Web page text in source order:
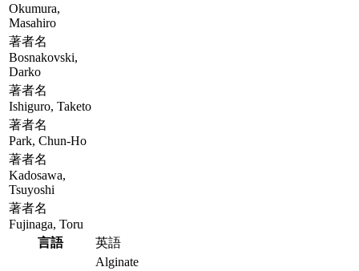
Okumura,
Masahiro
著者名
Bosnakovski,
Darko
著者名
Ishiguro, Taketo
著者名
Park, Chun-Ho
著者名
Kadosawa,
Tsuyoshi
著者名
Fujinaga, Toru
言語
英語
Alginate